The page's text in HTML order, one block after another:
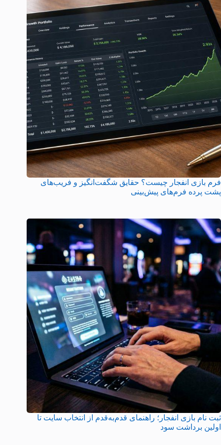
فرم بازی انفجار چیست؟ حقایق شگفت‌انگیز و فریب‌های
پشت پرده فرم‌های پیش‌بینی
ثبت نام بازی انفجار؛ راهنمای قدم‌به‌قدم از انتخاب سایت تا
اولین برداشت سود